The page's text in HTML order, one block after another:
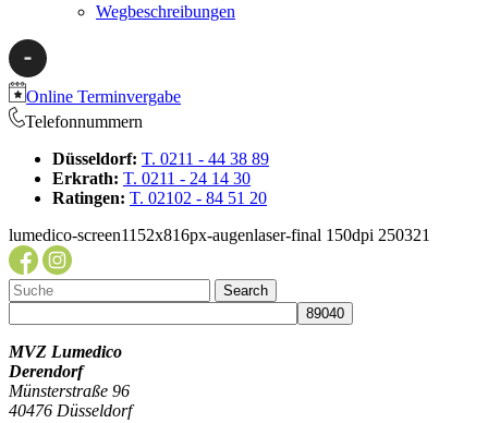
Wegbeschreibungen
Online Terminvergabe
Telefonnummern
Düsseldorf: T. 0211 - 44 38 89
Erkrath: T. 0211 - 24 14 30
Ratingen: T. 02102 - 84 51 20
lumedico-screen1152x816px-augenlaser-final 150dpi 250321
MVZ Lumedico
Derendorf
Münsterstraße 96
40476 Düsseldorf